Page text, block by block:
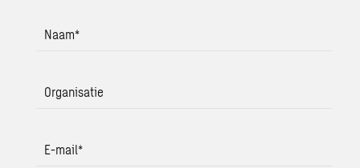
Naam*
Organisatie
E-mail*